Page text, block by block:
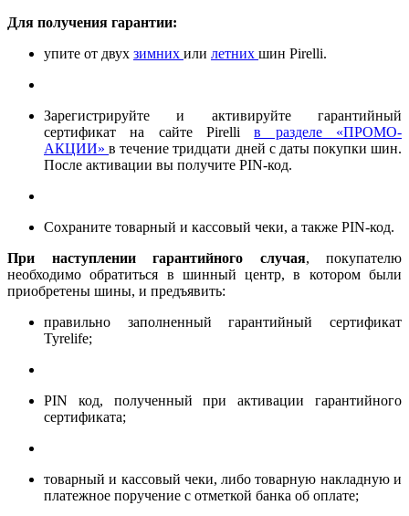
Для получения гарантии:
упите от двух зимних или летних шин Pirelli.
Зарегистрируйте и активируйте гарантийный
сертификат на сайте Pirelliв разделе «ПРОМО-
АКЦИИ»в течение тридцати дней с даты покупки шин.
После активации вы получите PIN-код.
Сохраните товарный и кассовый чеки, а также PIN-код.
При наступлении гарантийного случая, покупателю
необходимо обратиться в шинный центр, в котором были
приобретены шины, и предъявить:
правильно заполненный гарантийный сертификат
Tyrelife;
PIN код, полученный при активации гарантийного
сертификата;
товарный и кассовый чеки, либо товарную накладную и
платежное поручение с отметкой банка об оплате;